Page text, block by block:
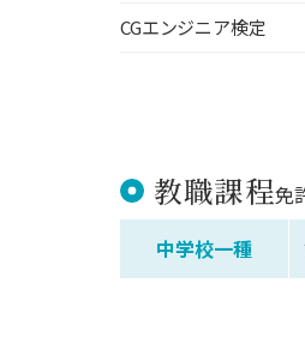
CGエンジニア検定
教職課程免
中学校一種